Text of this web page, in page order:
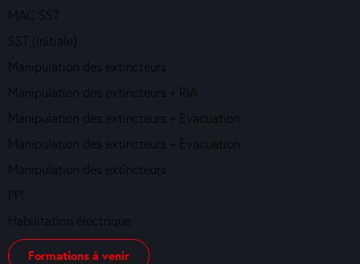
MAC SST
SST (initiale)
Manipulation des extincteurs
Manipulation des extincteurs + RIA
Manipulation des extincteurs + Evacuation
Manipulation des extincteurs + Evacuation
Manipulation des extincteurs
PPI
Habilitation électrique
Formations à venir